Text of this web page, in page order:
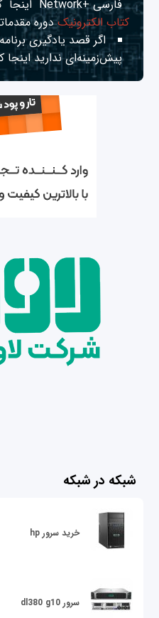
فارسی +Network
اینجا
کتاب الکترونیکدوره
اگر قصد یادگیری
پیش‌زمینه‌ای نداریداینجا
شبکه در شبکه
خرید سرور hp
سرور dl380 g10